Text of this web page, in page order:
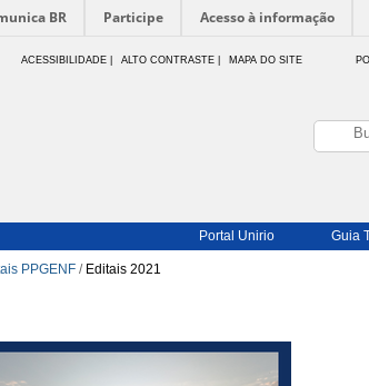
BR Participe Acesso à informação
ACESSIBILIDADE ALTO CONTRASTE | MAPA DO SITE
Portal Unirio Guia
PPGENF / Editais 2021